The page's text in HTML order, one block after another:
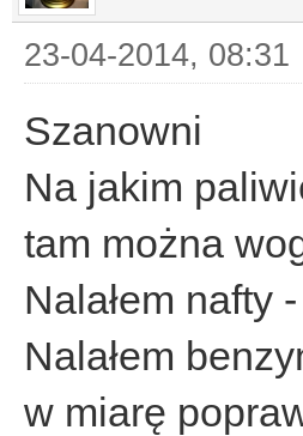
23-04-2014, 08:31
Szanowni
Na jakim
tam można
Nalałem nafty
Nalałem
w miarę